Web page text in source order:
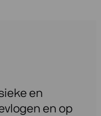
en
en op